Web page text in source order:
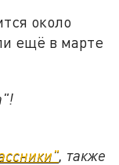
около
ещё в марте
, также